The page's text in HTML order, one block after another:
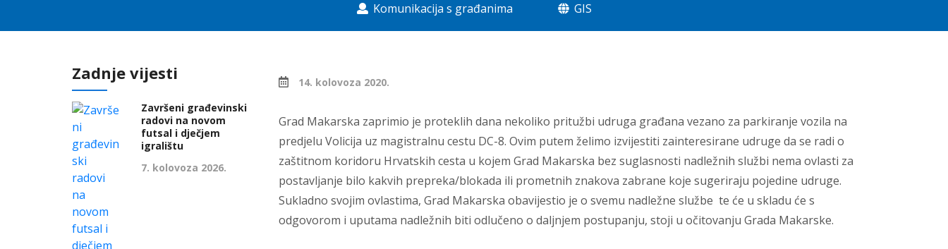
Komunikacija s građanima GIS
14. kolovoza 2020.
Grad Makarska zaprimio je proteklih dana nekoliko pritužbi udruga građana vezano za parkiranje vozila na
predjelu Volicija uz magistralnu cestu DC-8. Ovim putem želimo izvijestiti zainteresirane udruge da se radi o
zaštitnom koridoru Hrvatskih cesta u kojem Grad Makarska bez suglasnosti nadležnih službi nema ovlasti za
postavljanje bilo kakvih prepreka/blokada ili prometnih znakova zabrane koje sugeriraju pojedine udruge.
Sukladno svojim ovlastima, Grad Makarska obavijestio je o svemu nadležne službe te će u skladu će s
odgovorom i uputama nadležnih biti odlučeno o daljnjem postupanju, stoji u očitovanju Grada Makarske.
Zadnje vijesti
Završeni građevinski
radovi na novom
futsal i dječjem
igralištu
7. kolovoza 2026.